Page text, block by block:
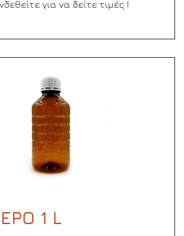
για να δείτε τιμές !
1 L